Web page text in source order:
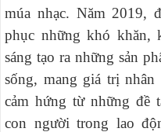
múa nhạc. Năm 2019,
phục những khó khăn,
sáng tạo ra những sản
sống, mang giá trị
cảm hứng từ những đề
con người trong lao